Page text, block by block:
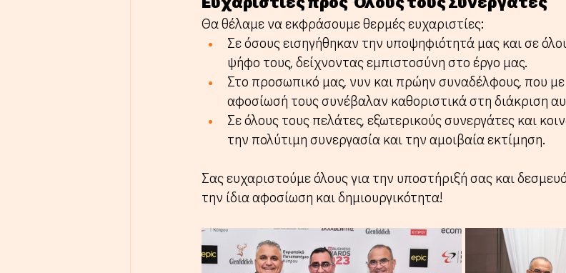
Ευχαριστίες προς Όλους τους Συνεργάτες
Θα θέλαμε να εκφράσουμε θερμές ευχαριστίες:
Σε όσους εισηγήθηκαν την υποψηφιότητά μας και σε
ψήφο τους, δείχνοντας εμπιστοσύνη στο έργο μας.
Στο προσωπικό μας, νυν και πρώην συναδέλφους, που με
αφοσίωσή τους συνέβαλαν καθοριστικά στη διάκριση
Σε όλους τους πελάτες, εξωτερικούς συνεργάτες και
την πολύτιμη συνεργασία και την αμοιβαία εκτίμηση.
Σας ευχαριστούμε όλους για την υποστήριξή σας και
την ίδια αφοσίωση και δημιουργικότητα!